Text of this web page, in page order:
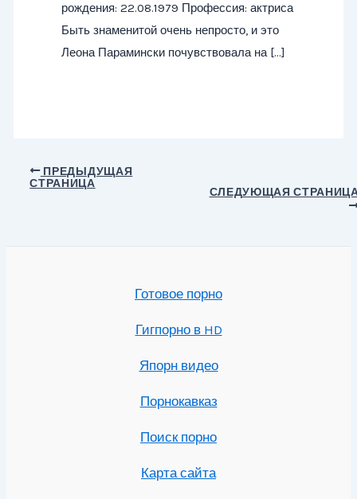
рождения: 22.08.1979 Профессия: актриса
Быть знаменитой очень непросто, и это
Леона Парамински почувствовала на […]
Навигация
ПРЕДЫДУЩАЯ
СТРАНИЦА
СЛЕДУЮЩАЯ
Готовое порно
Гигпорно в HD
Япорн видео
Порнокавказ
Поиск порно
Карта сайта